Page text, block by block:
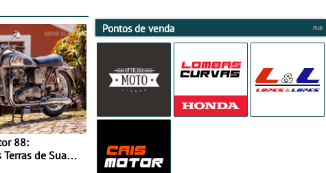
88:
de Sua
Pontos de venda